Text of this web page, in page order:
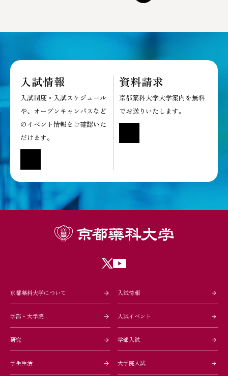
入試情報
入試制度・入試スケジュール
や、オープンキャンパスなど
のイベント情報をご確認いた
だけます。
資料請求
京都薬科大学大学案内を無料
でお送りいたします。
京都薬科大学について
学部・大学院
研究
学生生活
入試情報
入試イベント
学部入試
大学院入試